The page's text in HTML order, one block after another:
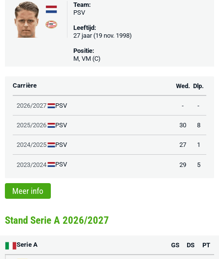
Team:
PSV
Leeftijd:
27 jaar (19 nov. 1998)
Positie:
M, VM (C)
Carrière Wed. Dlp.
2026/2027 PSV - -
2025/2026 PSV 30 8
2024/2025 PSV 27 1
2023/2024 PSV 29 5
Meer info
Stand Serie A 2026/2027
Serie A GS DS PT